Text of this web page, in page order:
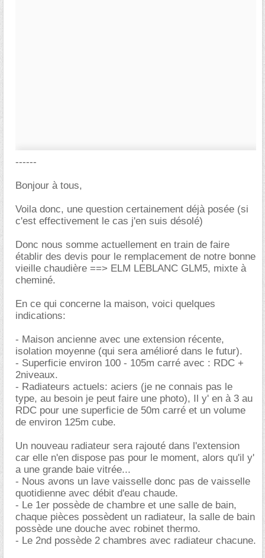
------
Bonjour à tous,
Voila donc, une question certainement déjà posée (si
c'est effectivement le cas j'en suis désolé)
Donc nous somme actuellement en train de faire
établir des devis pour le remplacement de notre bonne
vieille chaudière ==> ELM LEBLANC GLM5, mixte à
cheminé.
En ce qui concerne la maison, voici quelques
indications:
- Maison ancienne avec une extension récente,
isolation moyenne (qui sera amélioré dans le futur).
- Superficie environ 100 - 105m carré avec : RDC +
2niveaux.
- Radiateurs actuels: aciers (je ne connais pas le
type, au besoin je peut faire une photo), Il y' en à 3 au
RDC pour une superficie de 50m carré et un volume
de environ 125m cube.
Un nouveau radiateur sera rajouté dans l'extension
car elle n'en dispose pas pour le moment, alors qu'il y'
a une grande baie vitrée...
- Nous avons un lave vaisselle donc pas de vaisselle
quotidienne avec débit d'eau chaude.
- Le 1er possède de chambre et une salle de bain,
chaque pièces possèdent un radiateur, la salle de bain
possède une douche avec robinet thermo.
- Le 2nd possède 2 chambres avec radiateur chacune.